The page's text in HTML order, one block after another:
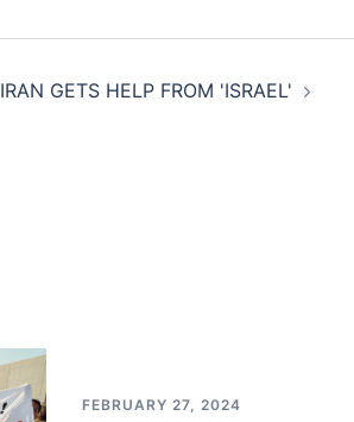
IRAN GETS HELP FROM 'ISRAEL'
FEBRUARY 27, 2024